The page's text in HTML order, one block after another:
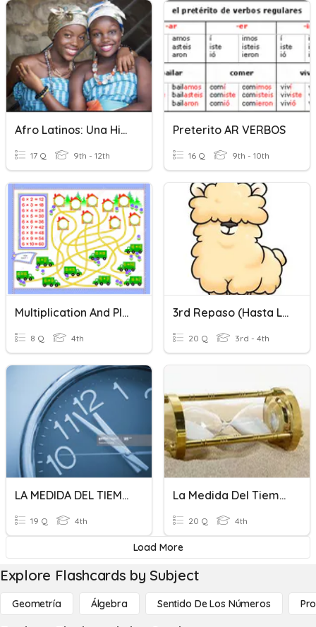
Afro Latinos: Una Historia Breve Examen
17 Q 9th - 12th
Preterito AR VERBOS
16 Q 9th - 10th
Multiplication And Place Value
8 Q 4th
3rd Repaso (hasta La Hora)
20 Q 3rd - 4th
LA MEDIDA DEL TIEMPO
19 Q 4th
La Medida Del Tiempo 4ºA
20 Q 4th
Load More
Explore Flashcards by Subject
Geometría Álgebra Sentido De Los Números